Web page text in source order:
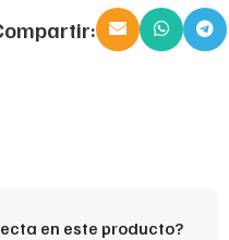
en este producto?